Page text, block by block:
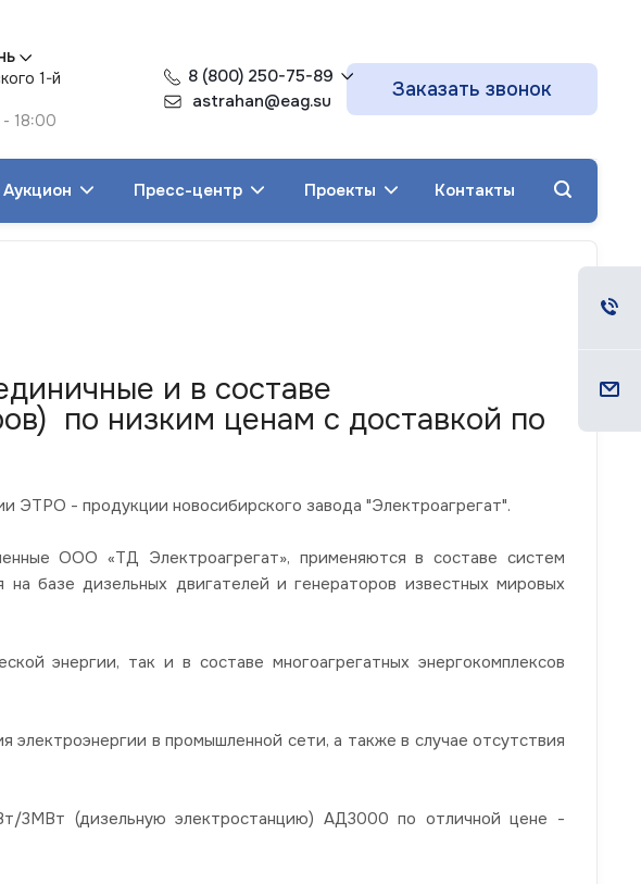
1-й
18:00
8 (800) 250-75-89
astrahan@eag.su
Заказать звонок
Аукцион Пресс-центр Проекты Контакты
и в составе
по низким ценам с доставкой по
- продукции новосибирского завода "Электроагрегат".
ООО «ТД Электроагрегат», применяются в составе систем
на базе дизельных двигателей и генераторов известных мировых
энергии, так и в составе многоагрегатных энергокомплексов
электроэнергии в промышленной сети, а также в случае отсутствия
3МВт (дизельную электростанцию) АД3000 по отличной цене -